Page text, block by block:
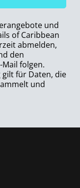
und
of Caribbean
abmelden,
den
folgen.
für Daten, die
und